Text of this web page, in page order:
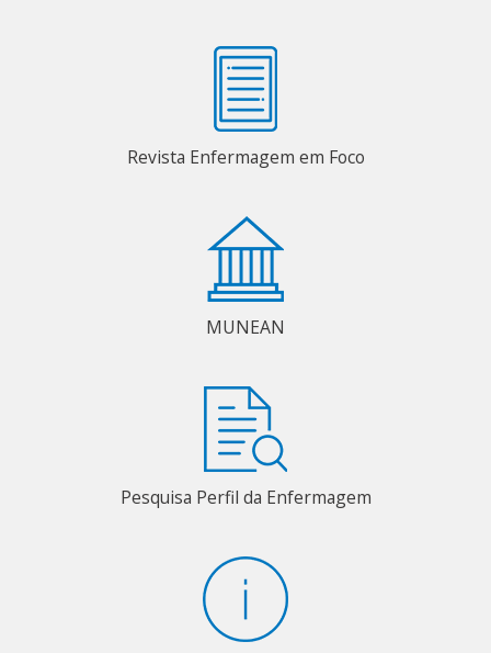
Revista Enfermagem em Foco
MUNEAN
Pesquisa Perfil da Enfermagem